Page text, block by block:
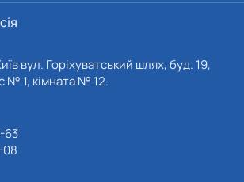
вул. Горіхуватський шлях, буд. 19,
№ 1, кімната № 12.
63
08